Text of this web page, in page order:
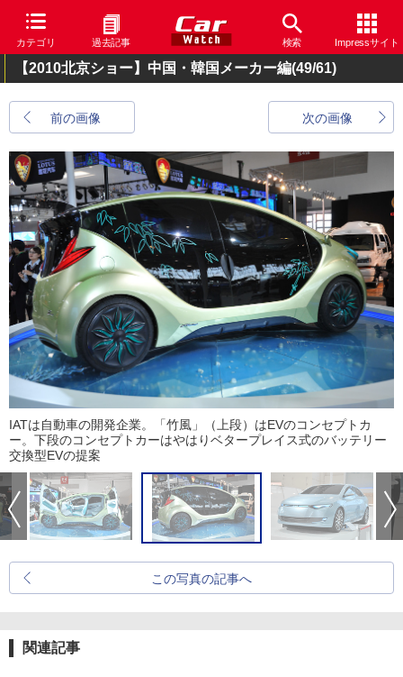
カテゴリ 過去記事 検索 Impressサイト
【2010北京ショー】中国・韓国メーカー編(49/61)
前の画像 次の画像
IATは自動車の開発企業。「竹風」（上段）はEVのコンセプトカ
ー。下段のコンセプトカーはやはりベタープレイス式のバッテリー
交換型EVの提案
この写真の記事へ
関連記事